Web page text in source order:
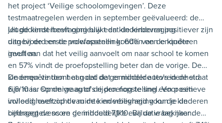
het project ‘Veilige schoolomgevingen’. Deze
testmaatregelen werden in september geëvalueerd: de
jeugddienst heeft opnieuw een kinderbevraging
uitgevoerd en de volwassenen konden een enquête
invullen.
Uit de kinderbevraging blijkt dat de kinderen positiever zijn
dan bij de eerste proefopstelling: 60% van de kinderen
geeft aan dat het veilig aanvoelt om naar school te komen
en 57% vindt de proefopstelling beter dan de vorige. De
kinderen vinden het goed dat er minder auto's in de straat
zijn maar sommige auto's rijden nog te snel. Voor een
volledig overzicht van de kinderbevraging kun je de
cijfergegevens en de inhoudelijke evaluatie bekijken.
De enquête toont aan dat de gemiddelde tevredenheid
6,6/10 is. Op de vraag of de proefopstelling een positieve
invloed heeft op de ruimte en veiligheid voor de kinderen
bedraagt de score gemiddeld 7,1/10. Bij de vraag naar de